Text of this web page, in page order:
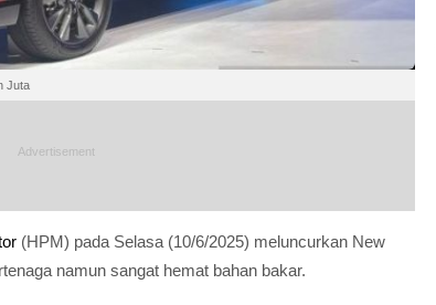
Juta
(HPM) pada Selasa (10/6/2025) meluncurkan New
namun sangat hemat bahan bakar.